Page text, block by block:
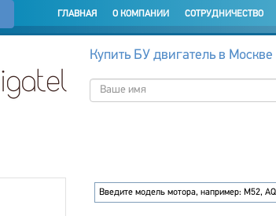
ГЛАВНАЯ О КОМПАНИИ СОТРУДНИЧЕСТВО
Купить БУ двигатель в Москве